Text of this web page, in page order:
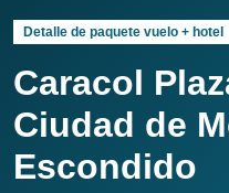
Detalle de paquete vuelo + hotel
Caracol
Ciudad de
Escondido